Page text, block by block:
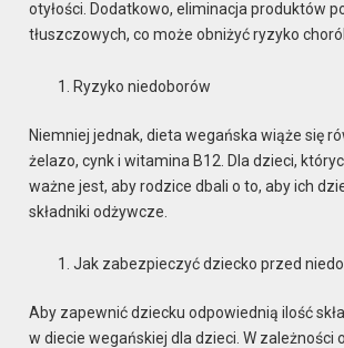
otyłości. Dodatkowo, eliminacja produktów
tłuszczowych, co może obniżyć ryzyko
Ryzyko niedoborów
Niemniej jednak, dieta wegańska wiąże się
żelazo, cynk i witamina B12. Dla dzieci,
ważne jest, aby rodzice dbali o to, aby ich
składniki odżywcze.
Jak zabezpieczyć dziecko przed
Aby zapewnić dziecku odpowiednią ilość
w diecie wegańskiej dla dzieci. W